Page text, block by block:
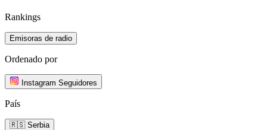
Rankings
Emisoras de radio
Ordenado por
Instagram Seguidores
País
🇷🇸 Serbia